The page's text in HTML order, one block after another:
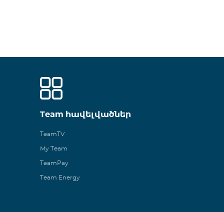
Team հավելվածներ
TeamTV
My Team
TeamPay
Team Energy